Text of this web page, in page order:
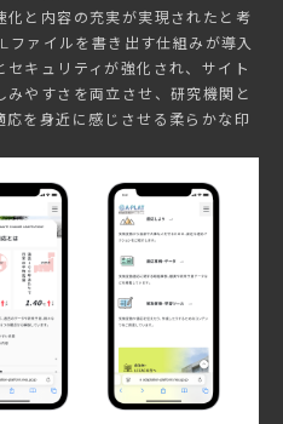
化と内容の充実が実現されたと考
ァイルを書き出す仕組みが導入
キュリティが強化され、サイト
やすさを両立させ、研究機関と
応を身近に感じさせる柔らかな印